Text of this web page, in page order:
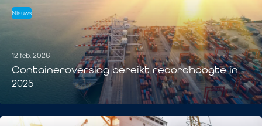
Nieuws
12 feb. 2026
Containeroverslag bereikt recordhoogte in
2025